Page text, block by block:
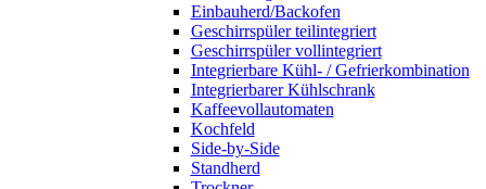
Einbauherd/Backofen
Geschirrspüler teilintegriert
Geschirrspüler vollintegriert
Integrierbare Kühl- / Gefrierkombination
Integrierbarer Kühlschrank
Kaffeevollautomaten
Kochfeld
Side-by-Side
Standherd